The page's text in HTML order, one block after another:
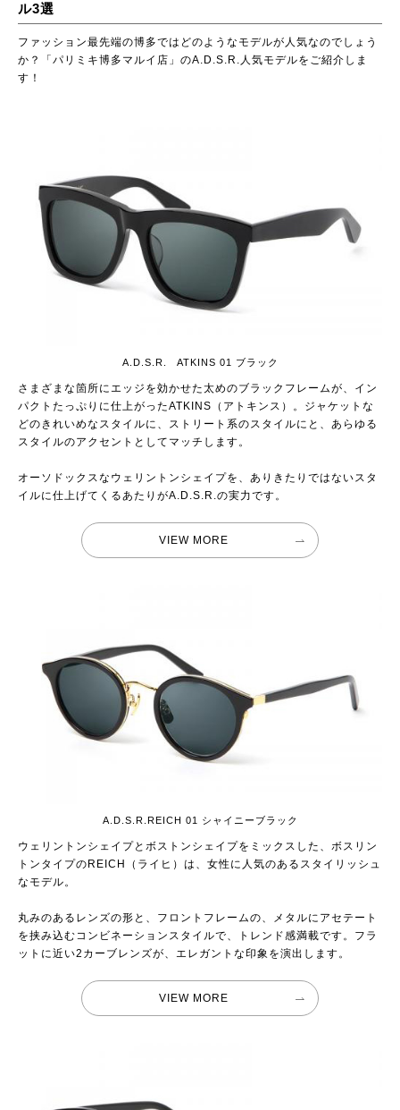
ル3選
ファッション最先端の博多ではどのようなモデルが人気なのでしょう
か？「パリミキ博多マルイ店」のA.D.S.R.人気モデルをご紹介しま
す！
A.D.S.R. ATKINS 01 ブラック
さまざまな箇所にエッジを効かせた太めのブラックフレームが、イン
パクトたっぷりに仕上がったATKINS（アトキンス）。ジャケットな
どのきれいめなスタイルに、ストリート系のスタイルにと、あらゆる
スタイルのアクセントとしてマッチします。
オーソドックスなウェリントンシェイプを、ありきたりではないスタ
イルに仕上げてくるあたりがA.D.S.R.の実力です。
VIEW MORE
A.D.S.R.REICH 01 シャイニーブラック
ウェリントンシェイプとボストンシェイプをミックスした、ボスリン
トンタイプのREICH（ライヒ）は、女性に人気のあるスタイリッシュ
なモデル。
丸みのあるレンズの形と、フロントフレームの、メタルにアセテート
を挟み込むコンビネーションスタイルで、トレンド感満載です。フラ
ットに近い2カーブレンズが、エレガントな印象を演出します。
VIEW MORE